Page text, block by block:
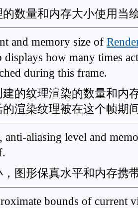
的数量和内存大小使用当
and memory size of
displays how many times
during this frame.
建的纹理渲染的数量和内
的渲染纹理被在这个帧期
anti-aliasing level and
，图形保真水平和内存携
bounds of current